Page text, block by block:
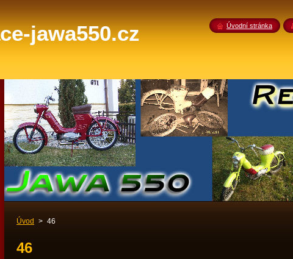
jawa550.cz
Úvod > 46
46
Úvodní stránka